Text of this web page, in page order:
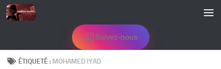
Skip to content
Suivez-nous
ÉTIQUETÉ : MOHAMED IYAD